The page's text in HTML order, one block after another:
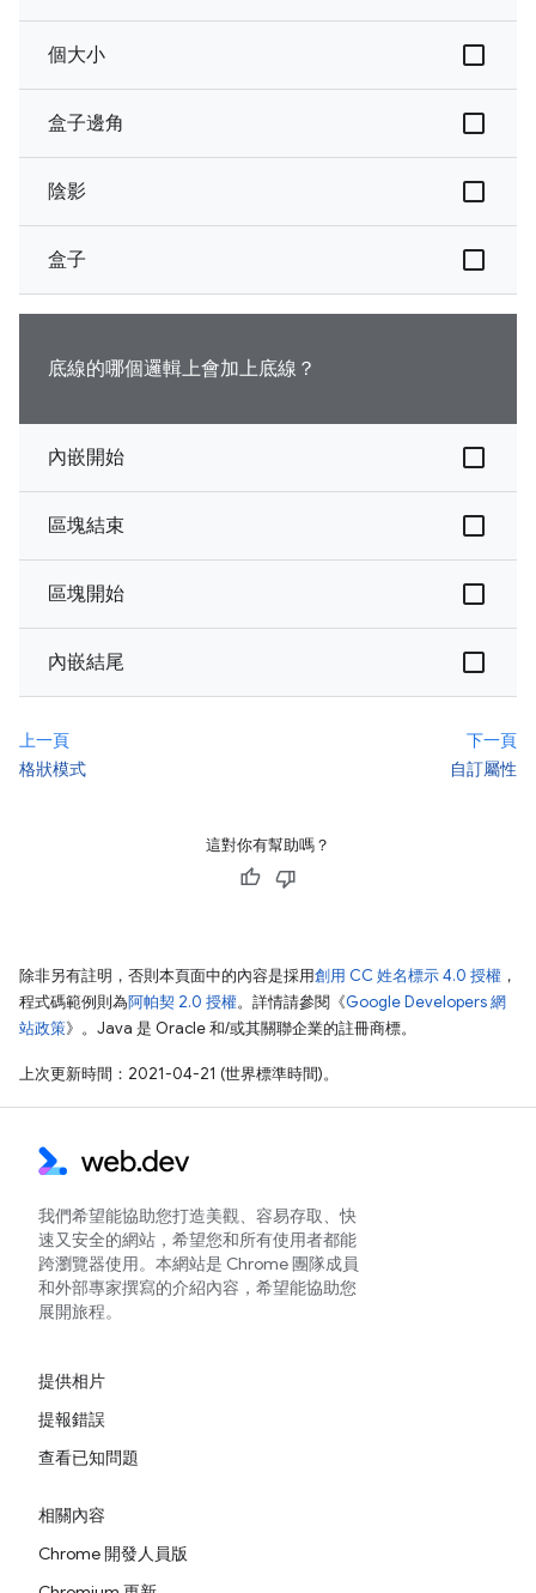
個大小
盒子邊角
陰影
盒子
底線的哪個邏輯上會加上底線？
內嵌開始
區塊結束
區塊開始
內嵌結尾
上一頁
格狀模式
下一頁
自訂屬性
這對你有幫助嗎？
除非另有註明，否則本頁面中的內容是採用創用 CC 姓名標示 4.0 授權 ，
程式碼範例則為阿帕契 2.0 授權。詳情請參閱《Google Developers 網
站政策》。Java 是 Oracle 和/或其關聯企業的註冊商標。
上次更新時間：2021-04-21 (世界標準時間)。
我們希望能協助您打造美觀、容易存取、快
速又安全的網站，希望您和所有使用者都能
跨瀏覽器使用。本網站是 Chrome 團隊成員
和外部專家撰寫的介紹內容，希望能協助您
展開旅程。
提供相片
提報錯誤
查看已知問題
相關內容
Chrome 開發人員版